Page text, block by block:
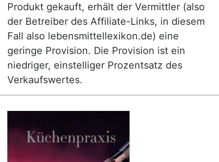
Produkt gekauft, erhält der Vermittler (also
der Betreiber des Affiliate-Links, in diesem
Fall also lebensmittellexikon.de) eine
geringe Provision. Die Provision ist ein
niedriger, einstelliger Prozentsatz des
Verkaufswertes.